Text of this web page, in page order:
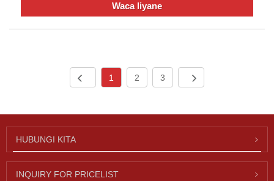
Waca liyane
1 2 3
HUBUNGI KITA
INQUIRY FOR PRICELIST